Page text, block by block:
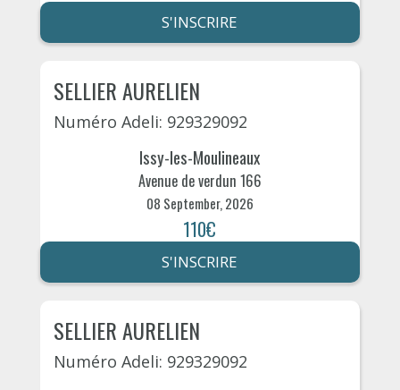
S'INSCRIRE
SELLIER AURELIEN
Numéro Adeli: 929329092
Issy-les-Moulineaux
Avenue de verdun 166
08 September, 2026
110€
S'INSCRIRE
SELLIER AURELIEN
Numéro Adeli: 929329092